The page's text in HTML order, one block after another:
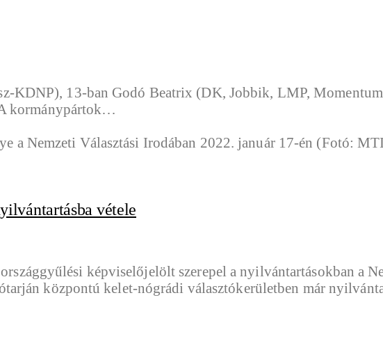
KDNP), 13-ban Godó Beatrix (DK, Jobbik, LMP,
kormánypártok…
vétele
képviselőjelölt szerepel a nyilvántartásokban a
központú kelet-nógrádi választókerületben már